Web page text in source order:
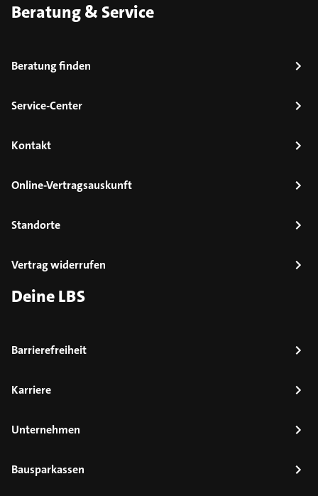
Beratung & Service
Beratung finden
Service-Center
Kontakt
Online-Vertragsauskunft
Standorte
Vertrag widerrufen
Deine LBS
Barrierefreiheit
Karriere
Unternehmen
Bausparkassen